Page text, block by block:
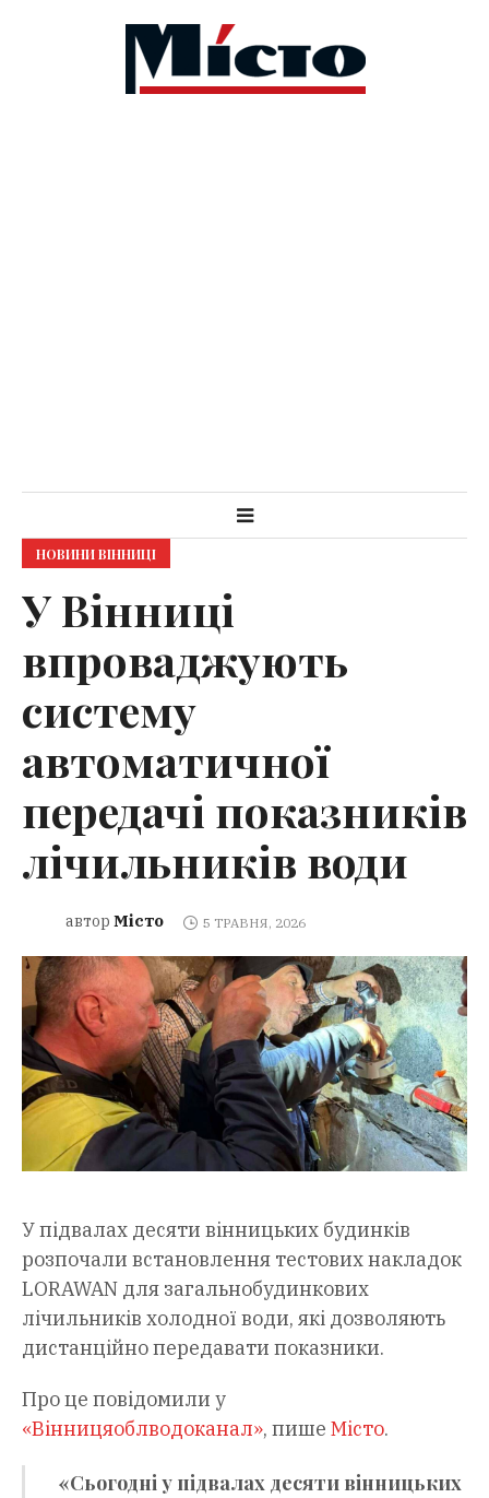
НОВИНИ ВІННИЦІ
У Вінниці
впроваджують
систему
автоматичної
передачі показників
лічильників води
автор Місто 5 ТРАВНЯ, 2026
У підвалах десяти вінницьких будинків
розпочали встановлення тестових накладок
LORAWAN для загальнобудинкових
лічильників холодної води, які дозволяють
дистанційно передавати показники.
Про це повідомили у
«Вінницяоблводоканал», пише Місто.
«Сьогодні у підвалах десяти вінницьких